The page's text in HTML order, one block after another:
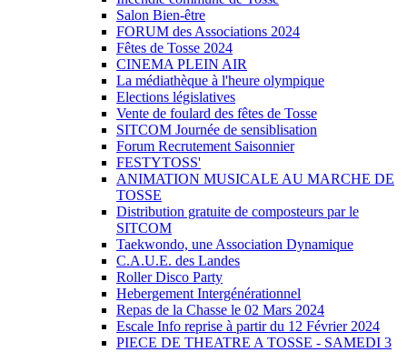
Salon Bien-être
FORUM des Associations 2024
Fêtes de Tosse 2024
CINEMA PLEIN AIR
La médiathèque à l'heure olympique
Elections législatives
Vente de foulard des fêtes de Tosse
SITCOM Journée de sensiblisation
Forum Recrutement Saisonnier
FESTYTOSS'
ANIMATION MUSICALE AU MARCHE DE
TOSSE
Distribution gratuite de composteurs par le
SITCOM
Taekwondo, une Association Dynamique
C.A.U.E. des Landes
Roller Disco Party
Hebergement Intergénérationnel
Repas de la Chasse le 02 Mars 2024
Escale Info reprise à partir du 12 Février 2024
PIECE DE THEATRE A TOSSE - SAMEDI 3